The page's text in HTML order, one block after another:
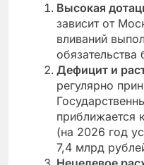
Высокая
зависит от
вливаний
Дефицит и
регулярно
приближается
(на 2026 год
7,4 млрд